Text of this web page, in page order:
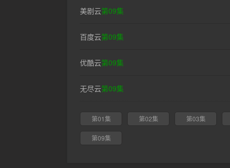
美剧云第09集
百度云第09集
优酷云第09集
无尽云第09集
第01集 第02集 第03集
第09集